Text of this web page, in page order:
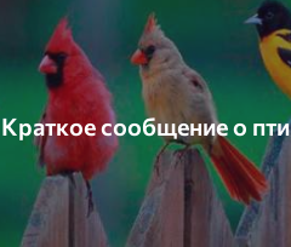
Краткое сообщение о